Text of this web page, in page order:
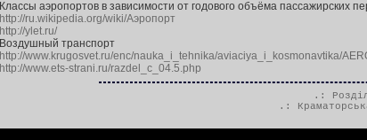
Классы аэропортов в зависимости от годового объёма пассажирских
http://ru.wikipedia.org/wiki/Аэропорт
http://ylet.ru/
Воздушный транспорт
http://www.krugosvet.ru/enc/nauka_i_tehnika/aviaciya_i_kosmonavtika/
http://www.ets-strani.ru/razdel_c_04.5.php
.:
.: